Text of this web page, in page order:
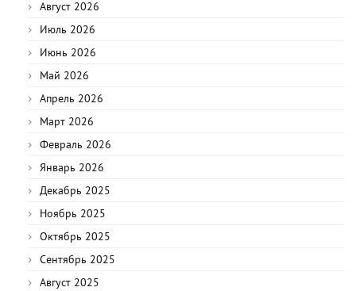
Август 2026
Июль 2026
Июнь 2026
Май 2026
Апрель 2026
Март 2026
Февраль 2026
Январь 2026
Декабрь 2025
Ноябрь 2025
Октябрь 2025
Сентябрь 2025
Август 2025